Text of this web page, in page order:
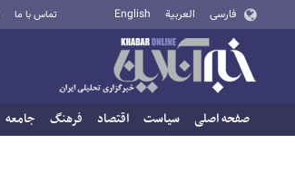
فارسی العربية English تماس با ما
صفحه اصلی سیاست اقتصاد فرهنگ جامعه